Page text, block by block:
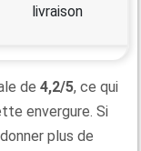
livraison
de 4,2/5, ce qui
envergure. Si
plus de